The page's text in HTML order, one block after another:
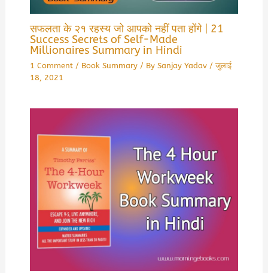
सफलता के २१ रहस्य जो आपको नहीं पता होंगे | 21
Success Secrets of Self-Made
Millionaires Summary in Hindi
1 Comment / Book Summary/ By Sanjay Yadav /जुलाई
18, 2021